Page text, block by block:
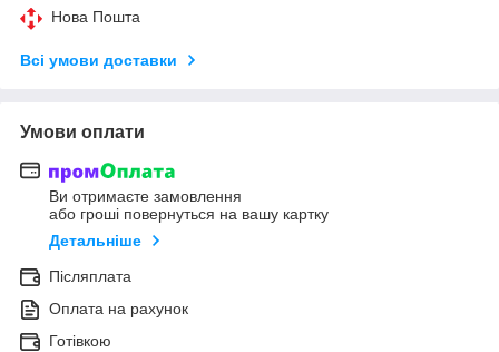
Нова Пошта
Всі умови доставки
Умови оплати
Ви отримаєте замовлення
або гроші повернуться на вашу картку
Детальніше
Післяплата
Оплата на рахунок
Готівкою